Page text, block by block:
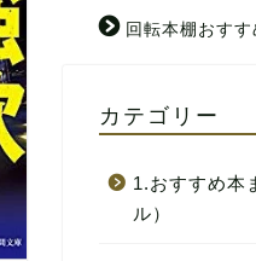
回転本棚おす
カテゴリー
1.おすすめ本
ル）